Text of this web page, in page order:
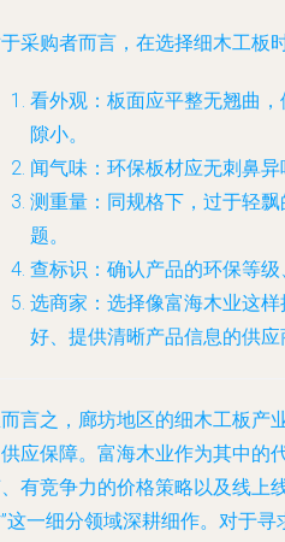
采购者而言，在选择细木工板
看外观 ：板面应平整无翘曲
隙小。
闻气味 ：环保板材应无刺鼻异
测重量 ：同规格下，过于轻
题。
查标识 ：确认产品的环保等
选商家 ：选择像富海木业这
好、提供清晰产品信息的供应
言之，廊坊地区的细木工板产
应保障。富海木业作为其中的
有竞争力的价格策略以及线上
这一细分领域深耕细作。对于